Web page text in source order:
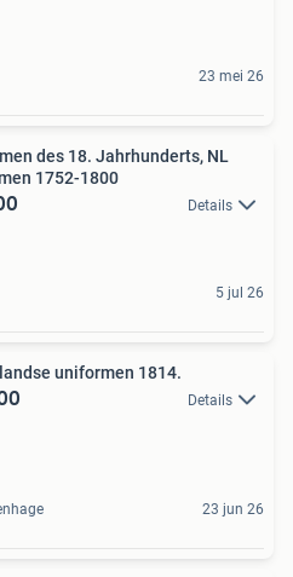
23 mei 26
des 18. Jahrhunderts, NL
1752-1800
Details
5 jul 26
uniformen 1814.
Details
23 jun 26